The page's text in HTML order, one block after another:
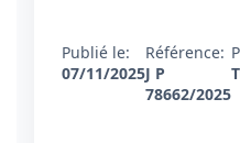
Publié le:
07/11/2025
Référence:
J P
78662/2025